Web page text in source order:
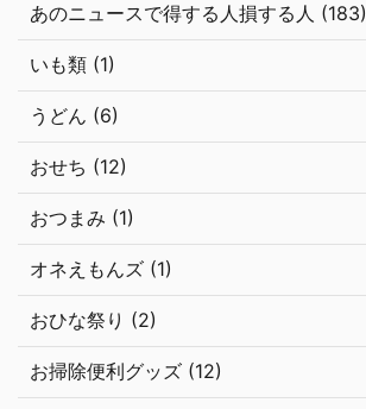
あのニュースで得する人損する人 (183)
いも類 (1)
うどん (6)
おせち (12)
おつまみ (1)
オネえもんズ (1)
おひな祭り (2)
お掃除便利グッズ (12)